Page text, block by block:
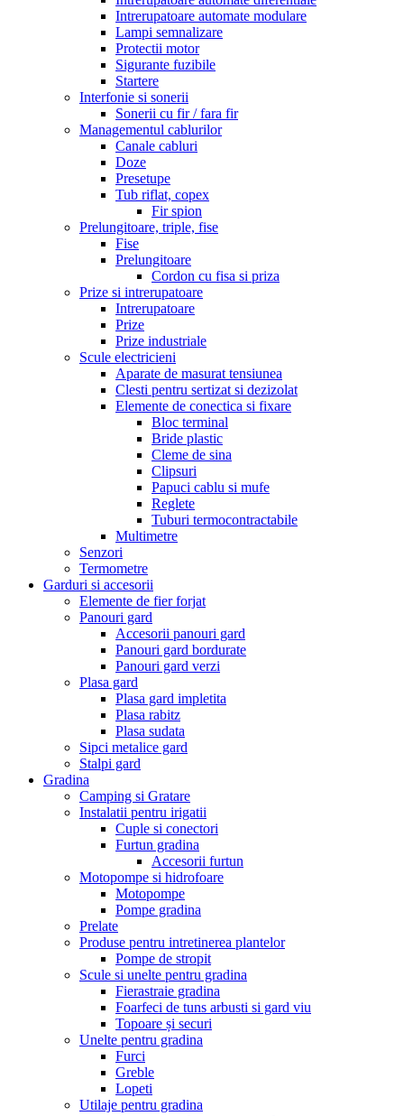
Intrerupatoare automate modulare
Lampi semnalizare
Protectii motor
Sigurante fuzibile
Startere
Interfonie si sonerii
Sonerii cu fir / fara fir
Managementul cablurilor
Canale cabluri
Doze
Presetupe
Tub riflat, copex
Fir spion
Prelungitoare, triple, fise
Fise
Prelungitoare
Cordon cu fisa si priza
Prize si intrerupatoare
Intrerupatoare
Prize
Prize industriale
Scule electricieni
Aparate de masurat tensiunea
Clesti pentru sertizat si dezizolat
Elemente de conectica si fixare
Bloc terminal
Bride plastic
Cleme de sina
Clipsuri
Papuci cablu si mufe
Reglete
Tuburi termocontractabile
Multimetre
Senzori
Termometre
Garduri si accesorii
Elemente de fier forjat
Panouri gard
Accesorii panouri gard
Panouri gard bordurate
Panouri gard verzi
Plasa gard
Plasa gard impletita
Plasa rabitz
Plasa sudata
Sipci metalice gard
Stalpi gard
Gradina
Camping si Gratare
Instalatii pentru irigatii
Cuple si conectori
Furtun gradina
Accesorii furtun
Motopompe si hidrofoare
Motopompe
Pompe gradina
Prelate
Produse pentru intretinerea plantelor
Pompe de stropit
Scule si unelte pentru gradina
Fierastraie gradina
Foarfeci de tuns arbusti si gard viu
Topoare și securi
Unelte pentru gradina
Furci
Greble
Lopeti
Utilaje pentru gradina